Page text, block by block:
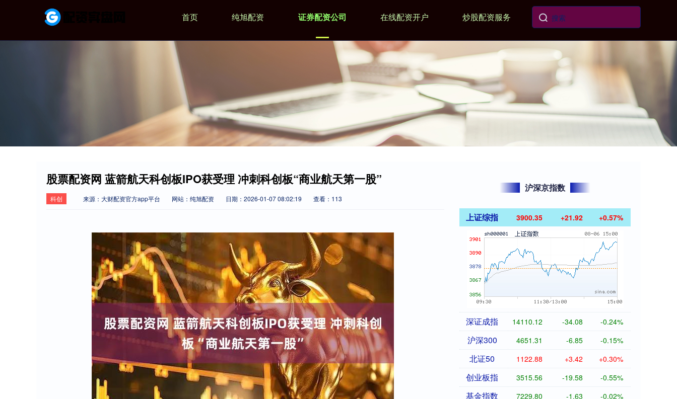
首页 纯旭配资 证券配资公司 在线配资开户 炒股配资服务
股票配资网 蓝箭航天科创板IPO获受理 冲刺科创板“商业航天第一股”
科创 来源：大财配资官方app平台 网站：纯旭配资 日期：2026-01-07 08:02:19 查看：113
沪深京指数
上证综指 3900.35 +21.92 +0.57%
深证成指 14110.12 -34.08 -0.24%
沪深300 4651.31 -6.85 -0.15%
北证50 1122.88 +3.42 +0.30%
创业板指 3515.56 -19.58 -0.55%
基金指数 7229.80 -1.63 -0.02%